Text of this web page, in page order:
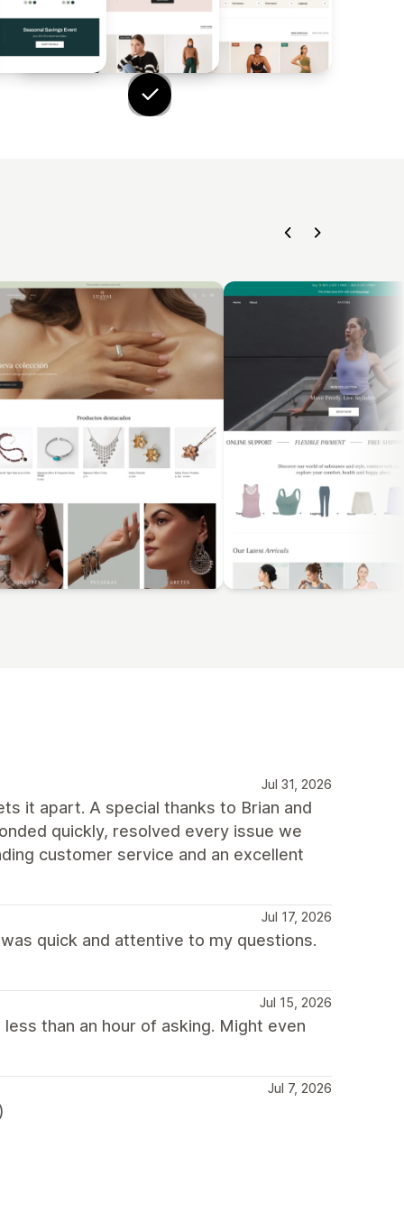
Jul 31, 2026
it apart. A special thanks to Brian and
quickly, resolved every issue we
customer service and an excellent
Jul 17, 2026
quick and attentive to my questions.
Jul 15, 2026
than an hour of asking. Might even
Jul 7, 2026